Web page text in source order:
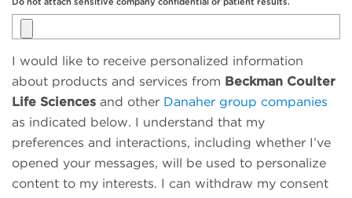
I would like to receive personalized information
about products and services from Beckman Coulter
Life Sciences and other Danaher group companies
as indicated below. I understand that my
preferences and interactions, including whether I’ve
opened your messages, will be used to personalize
content to my interests. I can withdraw my consent